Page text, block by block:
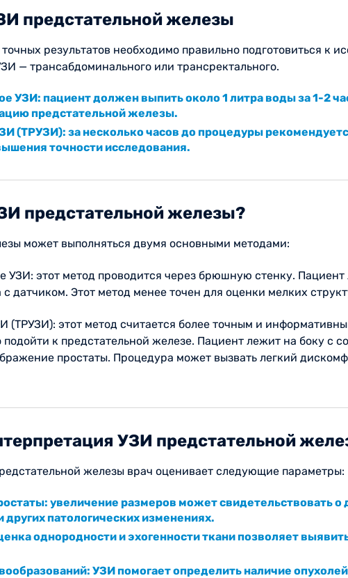
предстательной железы
результатов необходимо правильно подготовиться к
— трансабдоминального или трансректального.
УЗИ: пациент должен выпить около 1 литра воды за 1-2
предстательной железы.
(ТРУЗИ): за несколько часов до процедуры
точности исследования.
предстательной железы?
может выполняться двумя основными методами:
УЗИ: этот метод проводится через брюшную стенку.
датчиком. Этот метод менее точен для оценки мелких
(ТРУЗИ): этот метод считается более точным и
подойти к предстательной железе. Пациент лежит на боку с
простаты. Процедура может вызвать легкий
УЗИ предстательной
железы врач оценивает следующие параметры:
увеличение размеров может свидетельствовать о
патологических изменениях.
однородности и эхогенности ткани позволяет
УЗИ помогает определить наличие